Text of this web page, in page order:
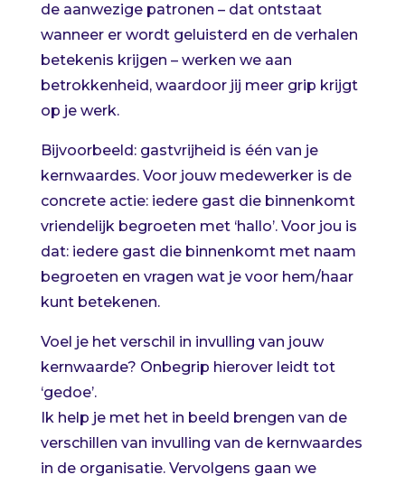
de aanwezige patronen – dat ontstaat
wanneer er wordt geluisterd en de verhalen
betekenis krijgen – werken we aan
betrokkenheid, waardoor jij meer grip krijgt
op je werk.
Bijvoorbeeld: gastvrijheid is één van je
kernwaardes. Voor jouw medewerker is de
concrete actie: iedere gast die binnenkomt
vriendelijk begroeten met ‘hallo’. Voor jou is
dat: iedere gast die binnenkomt met naam
begroeten en vragen wat je voor hem/haar
kunt betekenen.
Voel je het verschil in invulling van jouw
kernwaarde? Onbegrip hierover leidt tot
‘gedoe’.
Ik help je met het in beeld brengen van de
verschillen van invulling van de kernwaardes
in de organisatie. Vervolgens gaan we